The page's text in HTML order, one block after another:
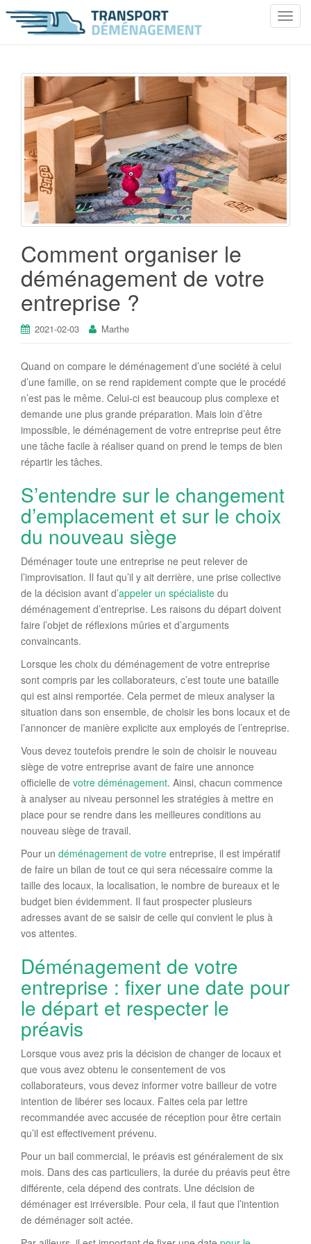
T
l
e
n
a
v
g
t
i
Comment organiser le
déménagement de votre
entreprise ?
2021-02-03 Marthe
Quand on compare le déménagement d’une société à celui
d’une famille, on se rend rapidement compte que le procédé
n’est pas le même. Celui-ci est beaucoup plus complexe et
demande une plus grande préparation. Mais loin d’être
impossible, le déménagement de votre entreprise peut être
une tâche facile à réaliser quand on prend le temps de bien
répartir les tâches.
S’entendre sur le changement
d’emplacement et sur le choix
du nouveau siège
Déménager toute une entreprise ne peut relever de
l’improvisation. Il faut qu’il y ait derrière, une prise collective
de la décision avant d’appeler un spécialiste du
déménagement d’entreprise. Les raisons du départ doivent
faire l’objet de réflexions mûries et d’arguments
convaincants.
Lorsque les choix du déménagement de votre entreprise
sont compris par les collaborateurs, c’est toute une bataille
qui est ainsi remportée. Cela permet de mieux analyser la
situation dans son ensemble, de choisir les bons locaux et de
l’annoncer de manière explicite aux employés de l’entreprise.
Vous devez toutefois prendre le soin de choisir le nouveau
siège de votre entreprise avant de faire une annonce
officielle de votre déménagement. Ainsi, chacun commence
à analyser au niveau personnel les stratégies à mettre en
place pour se rendre dans les meilleures conditions au
nouveau siège de travail.
Pour un déménagement de votre entreprise, il est impératif
de faire un bilan de tout ce qui sera nécessaire comme la
taille des locaux, la localisation, le nombre de bureaux et le
budget bien évidemment. Il faut prospecter plusieurs
adresses avant de se saisir de celle qui convient le plus à
vos attentes.
Déménagement de votre
entreprise : fixer une date pour
le départ et respecter le
préavis
Lorsque vous avez pris la décision de changer de locaux et
que vous avez obtenu le consentement de vos
collaborateurs, vous devez informer votre bailleur de votre
intention de libérer ses locaux. Faites cela par lettre
recommandée avec accusée de réception pour être certain
qu’il est effectivement prévenu.
Pour un bail commercial, le préavis est généralement de six
mois. Dans des cas particuliers, la durée du préavis peut être
différente, cela dépend des contrats. Une décision de
déménager est irréversible. Pour cela, il faut que l’intention
de déménager soit actée.